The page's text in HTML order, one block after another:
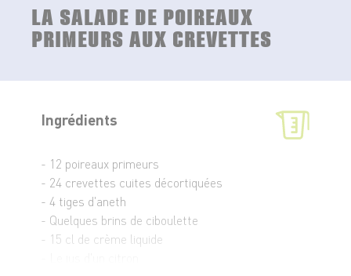
LA SALADE DE POIREAUX
PRIMEURS AUX CREVETTES
Ingrédients
- 12 poireaux primeurs
- 24 crevettes cuites décortiquées
- 4 tiges d'aneth
- Quelques brins de ciboulette
- 15 cl de crème liquide